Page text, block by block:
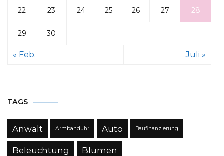
22 23 24 25 26 27 28
29 30
« Feb. Juli »
TAGS
Anwalt Armbanduhr Auto Baufinanzierung
Beleuchtung Blumen